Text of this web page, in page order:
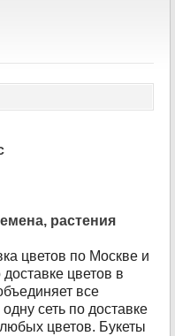
растения
цветов по Москве и
цветов в
все
сеть по доставке
цветов. Букеты